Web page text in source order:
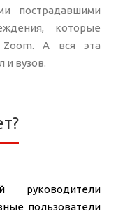
пострадавшими
которые
Zoom. А вся эта
и вузов.
пользователи